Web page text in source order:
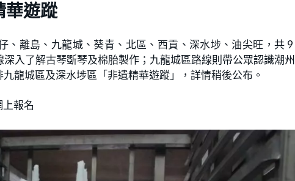
華遊蹤
、離島、九龍城、葵青、北區、西貢、深水埗、油尖旺，共 9
入了解古琴斲琴及棉胎製作；九龍城區路線則帶公眾認識潮
龍城區及深水埗區「非遺精華遊蹤」，詳情稍後公布。
報名